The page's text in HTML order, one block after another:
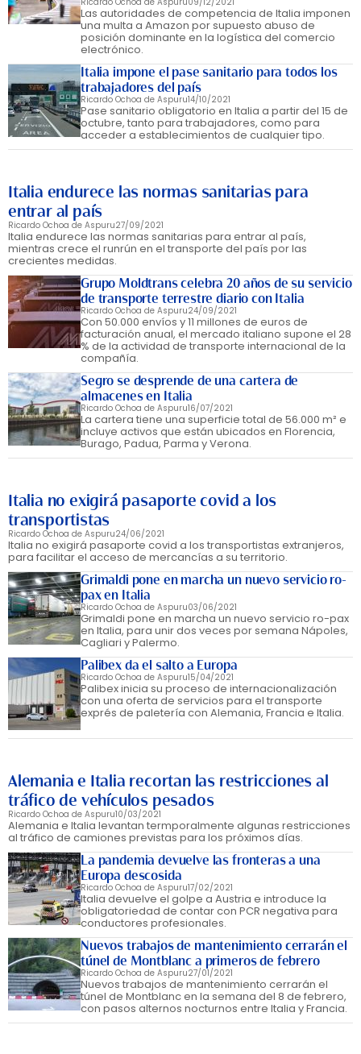
Las autoridades de competencia de Italia imponen
una multa a Amazon por supuesto abuso de
posición dominante en la logística del comercio
electrónico.
Italia impone el pase sanitario para todos los
trabajadores del país
Ricardo Ochoa de Aspuru14/10/2021
Pase sanitario obligatorio en Italia a partir del 15 de
octubre, tanto para trabajadores, como para
acceder a establecimientos de cualquier tipo.
Italia endurece las normas sanitarias para
entrar al país
Ricardo Ochoa de Aspuru27/09/2021
Italia endurece las normas sanitarias para entrar al país,
mientras crece el runrún en el transporte del país por las
crecientes medidas.
Grupo Moldtrans celebra 20 años de su servicio
de transporte terrestre diario con Italia
Ricardo Ochoa de Aspuru24/09/2021
Con 50.000 envíos y 11 millones de euros de
facturación anual, el mercado italiano supone el 28
% de la actividad de transporte internacional de la
compañía.
Segro se desprende de una cartera de
almacenes en Italia
Ricardo Ochoa de Aspuru16/07/2021
La cartera tiene una superficie total de 56.000 m² e
incluye activos que están ubicados en Florencia,
Burago, Padua, Parma y Verona.
Italia no exigirá pasaporte covid a los
transportistas
Ricardo Ochoa de Aspuru24/06/2021
Italia no exigirá pasaporte covid a los transportistas extranjeros,
para facilitar el acceso de mercancías a su territorio.
Grimaldi pone en marcha un nuevo servicio ro-
pax en Italia
Ricardo Ochoa de Aspuru03/06/2021
Grimaldi pone en marcha un nuevo servicio ro-pax
en Italia, para unir dos veces por semana Nápoles,
Cagliari y Palermo.
Palibex da el salto a Europa
Ricardo Ochoa de Aspuru15/04/2021
Palibex inicia su proceso de internacionalización
con una oferta de servicios para el transporte
exprés de paletería con Alemania, Francia e Italia.
Alemania e Italia recortan las restricciones al
tráfico de vehículos pesados
Ricardo Ochoa de Aspuru10/03/2021
Alemania e Italia levantan termporalmente algunas restricciones
al tráfico de camiones previstas para los próximos días.
La pandemia devuelve las fronteras a una
Europa descosida
Ricardo Ochoa de Aspuru17/02/2021
Italia devuelve el golpe a Austria e introduce la
obligatoriedad de contar con PCR negativa para
conductores profesionales.
Nuevos trabajos de mantenimiento cerrarán el
túnel de Montblanc a primeros de febrero
Ricardo Ochoa de Aspuru27/01/2021
Nuevos trabajos de mantenimiento cerrarán el
túnel de Montblanc en la semana del 8 de febrero,
con pasos alternos nocturnos entre Italia y Francia.